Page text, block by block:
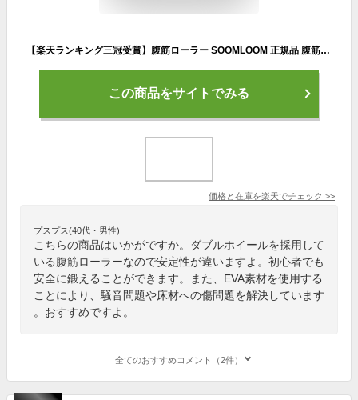
【楽天ランキング三冠受賞】腹筋ローラー SOOMLOOM 正規品 腹筋 アブローラー トレーニング ダイエット 器具 筋トレ 腹筋トレーニング 超静音 膝マット付き ボディビル 静か ダイエット マシン エクササイズ 初心者 おすすめ
この商品をサイトでみる
価格と在庫を楽天でチェック >>
プスプス(40代・男性)
こちらの商品はいかがですか。ダブルホイールを採用して
いる腹筋ローラーなので安定性が違いますよ。初心者でも
安全に鍛えることができます。また、EVA素材を使用する
ことにより、騒音問題や床材への傷問題を解決しています
。おすすめですよ。
全てのおすすめコメント（2件）